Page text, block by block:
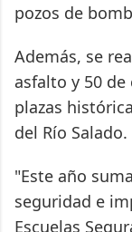
pozos de
Además, se
asfalto y 50
plazas
del Río Salado.
"Este año
seguridad e
Escuelas